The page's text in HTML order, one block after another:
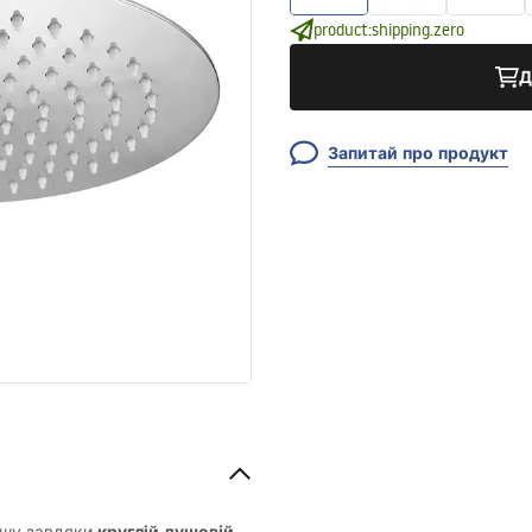
product:shipping.zero
Запитай про продукт